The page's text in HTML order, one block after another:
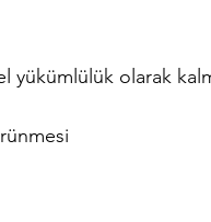
yükümlülük olarak